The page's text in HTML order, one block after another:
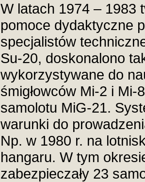
W latach 1974 – 1983
pomoce dydaktyczne
specjalistów
Su-20, doskonalono
wykorzystywane do
śmigłowców Mi-2 i
samolotu MiG-21.
warunki do
Np. w 1980 r. na
hangaru. W tym
zabezpieczały 23